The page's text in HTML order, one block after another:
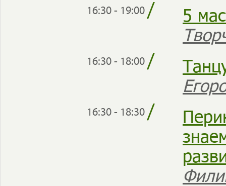
16:30 - 19:00/
5
16:30 - 18:00/
16:30 - 18:30/